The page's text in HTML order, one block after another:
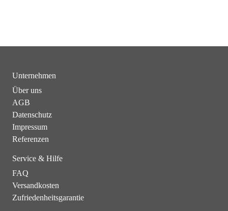
Unternehmen
Über uns
AGB
Datenschutz
Impressum
Referenzen
Service & Hilfe
FAQ
Versandkosten
Zufriedenheitsgarantie